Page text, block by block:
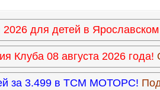
2026 для детей в
Клуба 08 августа 2026 года!
за 3.499 в ТСМ МОТОРС!